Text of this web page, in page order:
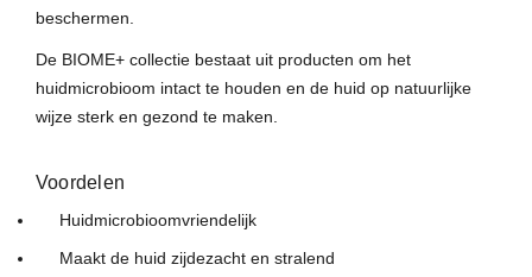
beschermen.
De BIOME+ collectie bestaat uit producten om het
huidmicrobioom intact te houden en de huid op natuurlijke
wijze sterk en gezond te maken.
Voordelen
Huidmicrobioomvriendelijk
Maakt de huid zijdezacht en stralend